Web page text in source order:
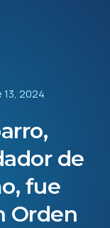
2024
de
fue
Orden